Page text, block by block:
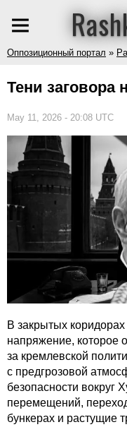
Оппозиционный портал »
Тени заговора
May 11, 2026 - 20:08 UTC
В закрытых коридорах
напряжение, которое
за кремлевской
с предгрозовой
безопасности вокруг
перемещений,
бункерах и растущие